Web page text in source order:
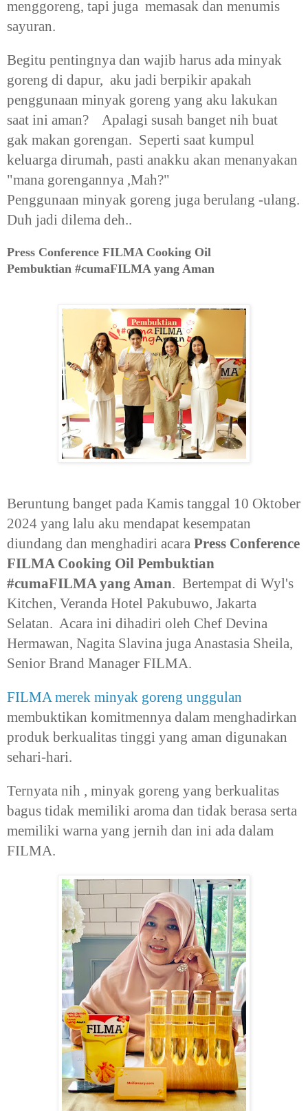
menggoreng, tapi juga memasak dan menumis
sayuran.
Begitu pentingnya dan wajib harus ada minyak
goreng di dapur, aku jadi berpikir apakah
penggunaan minyak goreng yang aku lakukan
saat ini aman? Apalagi susah banget nih buat
gak makan gorengan. Seperti saat kumpul
keluarga dirumah, pasti anakku akan menanyakan
"mana gorengannya ,Mah?"
Penggunaan minyak goreng juga berulang -ulang.
Duh jadi dilema deh..
Press Conference FILMA Cooking Oil
Pembuktian #cumaFILMA yang Aman
Beruntung banget pada Kamis tanggal 10 Oktober
2024 yang lalu aku mendapat kesempatan
diundang dan menghadiri acara Press Conference
FILMA Cooking Oil Pembuktian
#cumaFILMA yang Aman. Bertempat di Wyl's
Kitchen, Veranda Hotel Pakubuwo, Jakarta
Selatan. Acara ini dihadiri oleh Chef Devina
Hermawan, Nagita Slavina juga Anastasia Sheila,
Senior Brand Manager FILMA.
FILMA merek minyak goreng unggulan
membuktikan komitmennya dalam menghadirkan
produk berkualitas tinggi yang aman digunakan
sehari-hari.
Ternyata nih , minyak goreng yang berkualitas
bagus tidak memiliki aroma dan tidak berasa serta
memiliki warna yang jernih dan ini ada dalam
FILMA.